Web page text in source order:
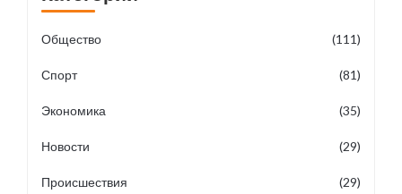
Общество (111)
Спорт (81)
Экономика (35)
Новости (29)
Происшествия (29)